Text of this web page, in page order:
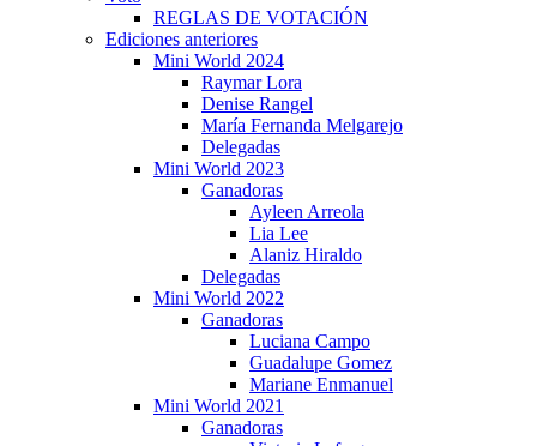
REGLAS DE VOTACIÓN
Ediciones anteriores
Mini World 2024
Raymar Lora
Denise Rangel
María Fernanda Melgarejo
Delegadas
Mini World 2023
Ganadoras
Ayleen Arreola
Lia Lee
Alaniz Hiraldo
Delegadas
Mini World 2022
Ganadoras
Luciana Campo
Guadalupe Gomez
Mariane Enmanuel
Mini World 2021
Ganadoras